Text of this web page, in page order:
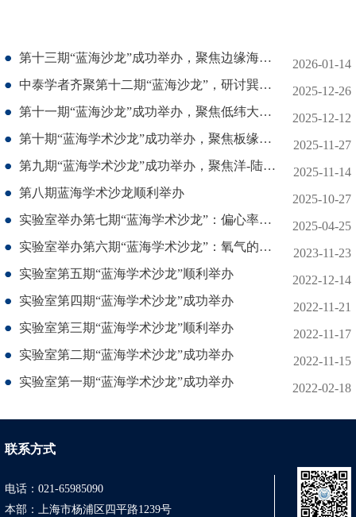
第十三期“蓝海沙龙”成功举办，聚焦边缘海船基科学观测
2026-01-14
中泰学者齐聚第十二期“蓝海沙龙”，研讨巽他陆架岩芯合作方案
2025-12-26
第十一期“蓝海沙龙”成功举办，聚焦低纬大洋生产力演变的有机地球化学重建
2025-12-12
第十期“蓝海学术沙龙”成功举办，聚焦板缘构造
2025-11-27
第九期“蓝海学术沙龙”成功举办，聚焦洋-陆相互作用前沿
2025-11-14
第八期蓝海学术沙龙顺利举办
2025-10-27
实验室举办第七期“蓝海学术沙龙”：偏心率与气候变化
2025-04-25
实验室举办第六期“蓝海学术沙龙”：氧气的生物地球化学循环
2023-11-23
实验室第五期“蓝海学术沙龙”顺利举办
2022-12-14
实验室第四期“蓝海学术沙龙”成功举办
2022-11-21
实验室第三期“蓝海学术沙龙”顺利举办
2022-11-17
实验室第二期“蓝海学术沙龙”成功举办
2022-11-15
实验室第一期“蓝海学术沙龙”成功举办
2022-02-18
联系方式
电话：021-65985090
本部：上海市杨浦区四平路1239号